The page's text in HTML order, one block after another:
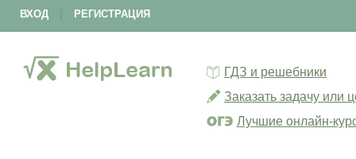
ВХОД РЕГИСТРАЦИЯ
ГДЗ и решебники
Заказать задачу или
Лучшие онлайн-